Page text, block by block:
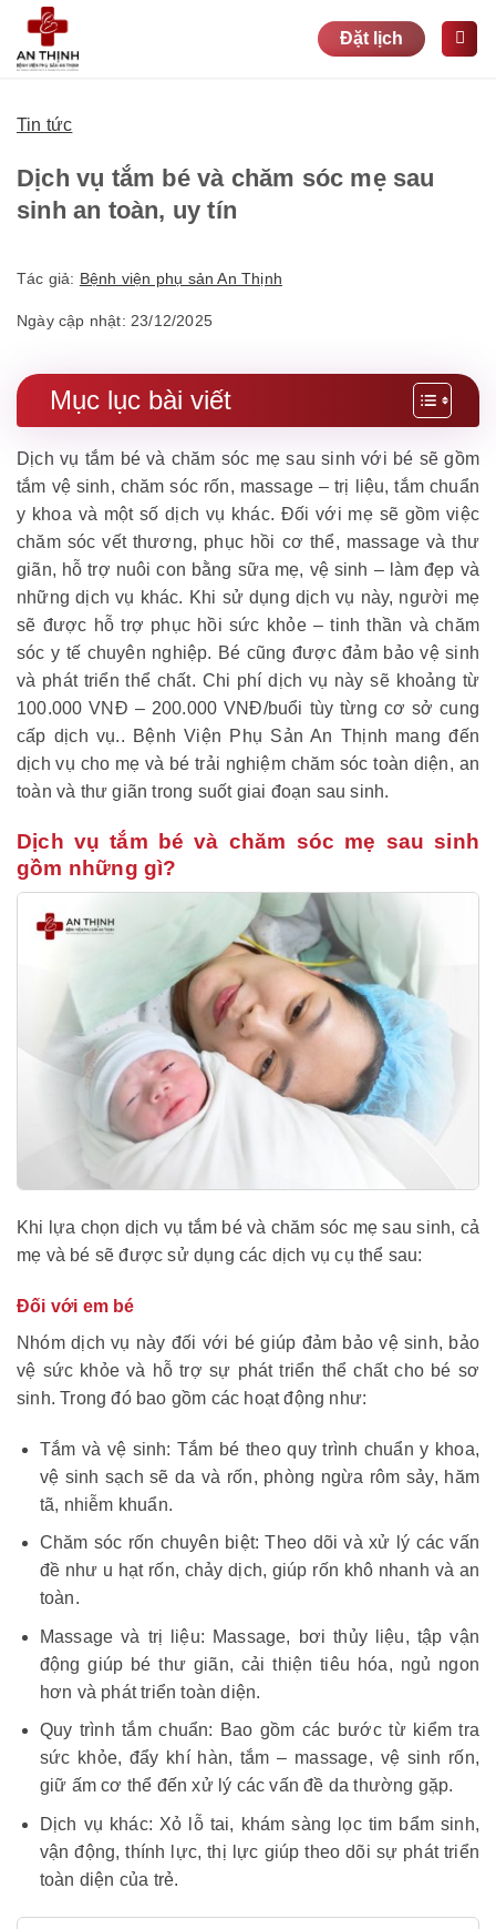
nội
Đặt lịch
Tin tức
Dịch vụ tắm bé và chăm sóc mẹ sau
sinh an toàn, uy tín
Tác giả: Bệnh viện phụ sản An Thịnh
Ngày cập nhật: 23/12/2025
Mục lục bài viết
Dịch vụ tắm bé và chăm sóc mẹ sau sinh với bé sẽ gồm
tắm vệ sinh, chăm sóc rốn, massage – trị liệu, tắm chuẩn
y khoa và một số dịch vụ khác. Đối với mẹ sẽ gồm việc
chăm sóc vết thương, phục hồi cơ thể, massage và thư
giãn, hỗ trợ nuôi con bằng sữa mẹ, vệ sinh – làm đẹp và
những dịch vụ khác. Khi sử dụng dịch vụ này, người mẹ
sẽ được hỗ trợ phục hồi sức khỏe – tinh thần và chăm
sóc y tế chuyên nghiệp. Bé cũng được đảm bảo vệ sinh
và phát triển thể chất. Chi phí dịch vụ này sẽ khoảng từ
100.000 VNĐ – 200.000 VNĐ/buổi tùy từng cơ sở cung
cấp dịch vụ.. Bệnh Viện Phụ Sản An Thịnh mang đến
dịch vụ cho mẹ và bé trải nghiệm chăm sóc toàn diện, an
toàn và thư giãn trong suốt giai đoạn sau sinh.
Dịch vụ tắm bé và chăm sóc mẹ sau sinh
gồm những gì?
Khi lựa chọn dịch vụ tắm bé và chăm sóc mẹ sau sinh, cả
mẹ và bé sẽ được sử dụng các dịch vụ cụ thể sau:
Đối với em bé
Nhóm dịch vụ này đối với bé giúp đảm bảo vệ sinh, bảo
vệ sức khỏe và hỗ trợ sự phát triển thể chất cho bé sơ
sinh. Trong đó bao gồm các hoạt động như:
Tắm và vệ sinh: Tắm bé theo quy trình chuẩn y khoa,
vệ sinh sạch sẽ da và rốn, phòng ngừa rôm sảy, hăm
tã, nhiễm khuẩn.
Chăm sóc rốn chuyên biệt: Theo dõi và xử lý các vấn
đề như u hạt rốn, chảy dịch, giúp rốn khô nhanh và an
toàn.
Massage và trị liệu: Massage, bơi thủy liệu, tập vận
động giúp bé thư giãn, cải thiện tiêu hóa, ngủ ngon
hơn và phát triển toàn diện.
Quy trình tắm chuẩn: Bao gồm các bước từ kiểm tra
sức khỏe, đẩy khí hàn, tắm – massage, vệ sinh rốn,
giữ ấm cơ thể đến xử lý các vấn đề da thường gặp.
Dịch vụ khác: Xỏ lỗ tai, khám sàng lọc tim bẩm sinh,
vận động, thính lực, thị lực giúp theo dõi sự phát triển
toàn diện của trẻ.